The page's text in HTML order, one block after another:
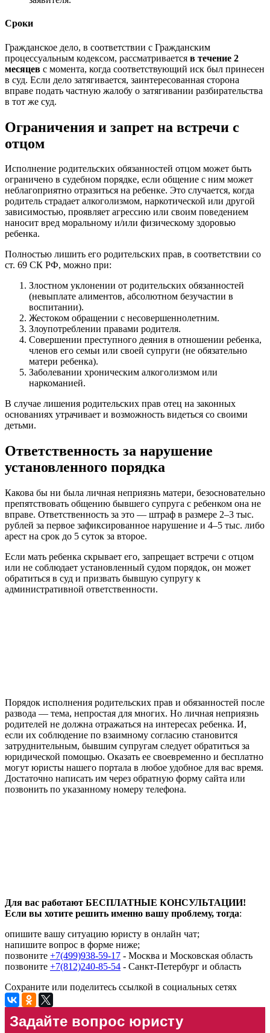
Сроки
Гражданское дело, в соответствии с Гражданским
процессуальным кодексом, рассматривается в течение 2
месяцев с момента, когда соответствующий иск был принесен
в суд. Если дело затягивается, заинтересованная сторона
вправе подать частную жалобу о затягивании разбирательства
в тот же суд.
Ограничения и запрет на встречи с
отцом
Исполнение родительских обязанностей отцом может быть
ограничено в судебном порядке, если общение с ним может
неблагоприятно отразиться на ребенке. Это случается, когда
родитель страдает алкоголизмом, наркотической или другой
зависимостью, проявляет агрессию или своим поведением
наносит вред моральному и/или физическому здоровью
ребенка.
Полностью лишить его родительских прав, в соответствии со
ст. 69 СК РФ, можно при:
Злостном уклонении от родительских обязанностей
(невыплате алиментов, абсолютном безучастии в
воспитании).
Жестоком обращении с несовершеннолетним.
Злоупотреблении правами родителя.
Совершении преступного деяния в отношении ребенка,
членов его семьи или своей супруги (не обязательно
матери ребенка).
Заболевании хроническим алкоголизмом или
наркоманией.
В случае лишения родительских прав отец на законных
основаниях утрачивает и возможность видеться со своими
детьми.
Ответственность за нарушение
установленного порядка
Какова бы ни была личная неприязнь матери, безосновательно
препятствовать общению бывшего супруга с ребенком она не
вправе. Ответственность за это — штраф в размере 2–3 тыс.
рублей за первое зафиксированное нарушение и 4–5 тыс. либо
арест на срок до 5 суток за второе.
Если мать ребенка скрывает его, запрещает встречи с отцом
или не соблюдает установленный судом порядок, он может
обратиться в суд и призвать бывшую супругу к
административной ответственности.
Порядок исполнения родительских прав и обязанностей после
развода — тема, непростая для многих. Но личная неприязнь
родителей не должна отражаться на интересах ребенка. И,
если их соблюдение по взаимному согласию становится
затруднительным, бывшим супругам следует обратиться за
юридической помощью. Оказать ее своевременно и бесплатно
могут юристы нашего портала в любое удобное для вас время.
Достаточно написать им через обратную форму сайта или
позвонить по указанному номеру телефона.
Для вас работают БЕСПЛАТНЫЕ КОНСУЛЬТАЦИИ!
Если вы хотите решить именно вашу проблему, тогда:
опишите вашу ситуацию юристу в онлайн чат;
напишите вопрос в форме ниже;
позвоните +7(499)938-59-17 - Москва и Московская область
позвоните +7(812)240-85-54 - Санкт-Петербург и область
Сохраните или поделитесь ссылкой в социальных сетях